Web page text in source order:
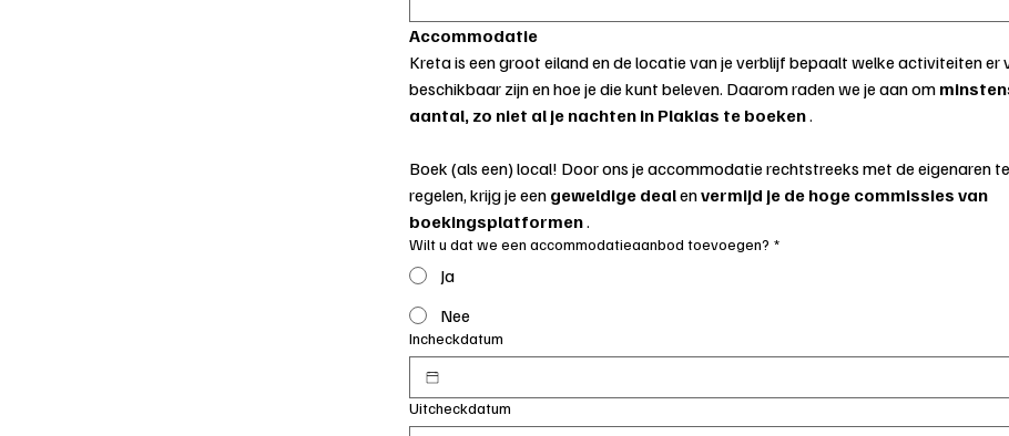
Accommodatie
Kreta is een groot eiland en de locatie van je verblijf bepaalt welke activiteiten er
beschikbaar zijn en hoe je die kunt beleven. Daarom raden we je aan om
aantal, zo niet al je nachten in Plakias te boeken .
Boek (als een) local! Door ons je accommodatie rechtstreeks met de eigenaren
regelen, krijg je een geweldige deal en vermijd je de hoge commissies van
boekingsplatformen .
Wilt u dat we een accommodatieaanbod toevoegen? *
Ja
Nee
Incheckdatum
Uitcheckdatum